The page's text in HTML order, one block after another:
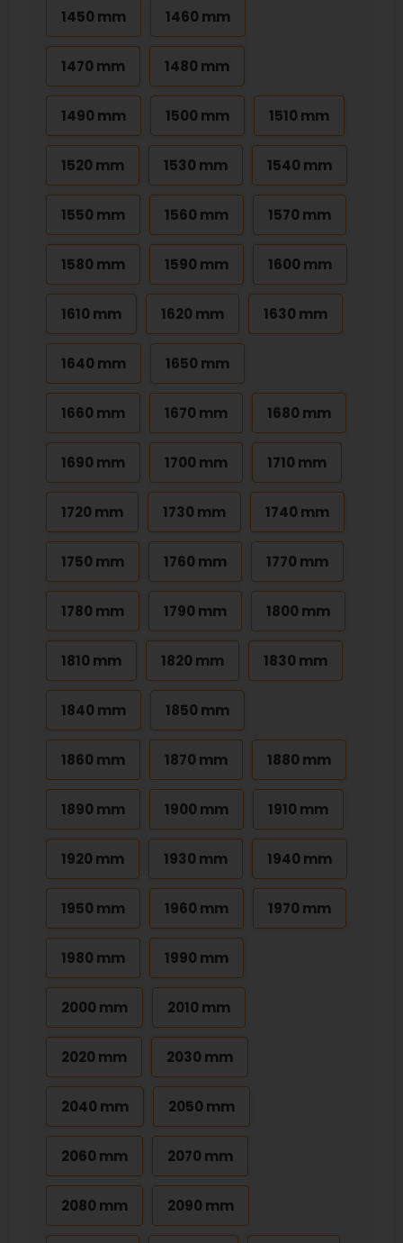
1450 mm 1460 mm
1470 mm 1480 mm
1490 mm 1500 mm 1510 mm
1520 mm 1530 mm 1540 mm
1550 mm 1560 mm 1570 mm
1580 mm 1590 mm 1600 mm
1610 mm 1620 mm 1630 mm
1640 mm 1650 mm
1660 mm 1670 mm 1680 mm
1690 mm 1700 mm 1710 mm
1720 mm 1730 mm 1740 mm
1750 mm 1760 mm 1770 mm
1780 mm 1790 mm 1800 mm
1810 mm 1820 mm 1830 mm
1840 mm 1850 mm
1860 mm 1870 mm 1880 mm
1890 mm 1900 mm 1910 mm
1920 mm 1930 mm 1940 mm
1950 mm 1960 mm 1970 mm
1980 mm 1990 mm
2000 mm 2010 mm
2020 mm 2030 mm
2040 mm 2050 mm
2060 mm 2070 mm
2080 mm 2090 mm